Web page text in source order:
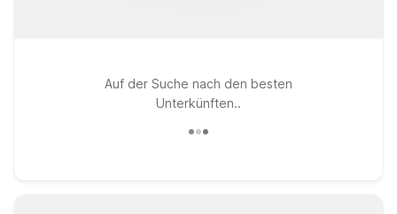
Auf der Suche nach den besten
Unterkünften..